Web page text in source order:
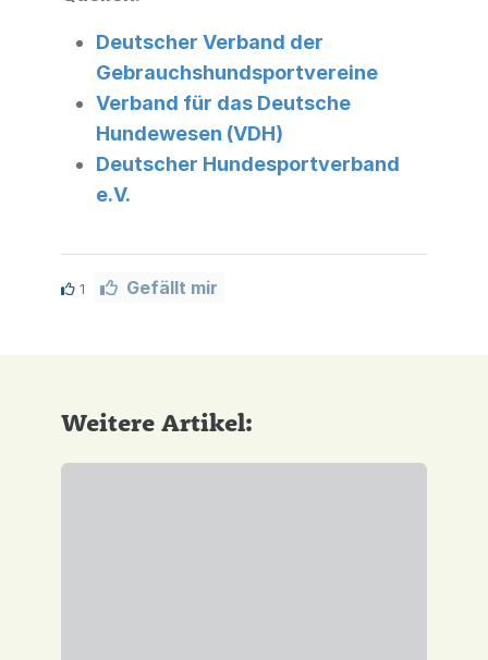
Deutscher Verband der
Gebrauchshundsportvereine
Verband für das Deutsche
Hundewesen (VDH)
Deutscher Hundesportverband
e.V.
1 Gefällt mir
Weitere Artikel: